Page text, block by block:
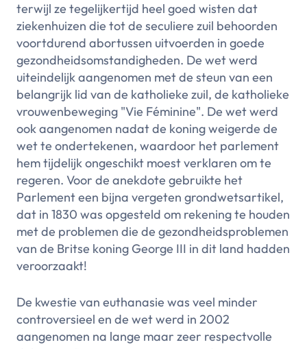
terwijl ze tegelijkertijd heel goed wisten dat
ziekenhuizen die tot de seculiere zuil behoorden
voortdurend abortussen uitvoerden in goede
gezondheidsomstandigheden. De wet werd
uiteindelijk aangenomen met de steun van een
belangrijk lid van de katholieke zuil, de katholieke
vrouwenbeweging "Vie Féminine". De wet werd
ook aangenomen nadat de koning weigerde de
wet te ondertekenen, waardoor het parlement
hem tijdelijk ongeschikt moest verklaren om te
regeren. Voor de anekdote gebruikte het
Parlement een bijna vergeten grondwetsartikel,
dat in 1830 was opgesteld om rekening te houden
met de problemen die de gezondheidsproblemen
van de Britse koning George III in dit land hadden
veroorzaakt!
De kwestie van euthanasie was veel minder
controversieel en de wet werd in 2002
aangenomen na lange maar zeer respectvolle